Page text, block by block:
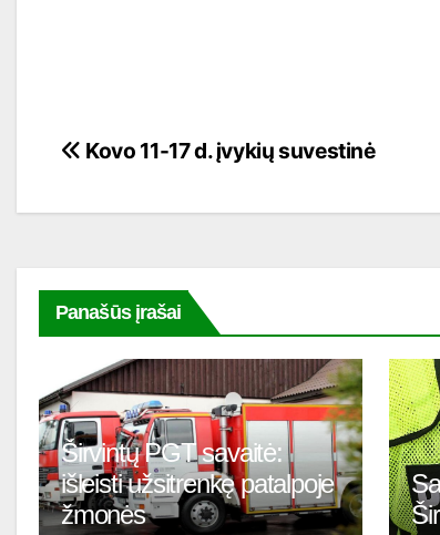
Navigacija
Kovo 11-17 d. įvykių suvestinė
Panašūs įrašai
Širvintų PGT savaitė:
išleisti užsitrenkę patalpoje
žmonės